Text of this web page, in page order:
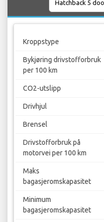
Kroppstype
Bykjøring drivstofforbruk
per 100 km
CO2-utslipp
Drivhjul
Brensel
Drivstofforbruk på
motorvei per 100 km
Maks
bagasjeromskapasitet
Minimum
bagasjeromskapasitet